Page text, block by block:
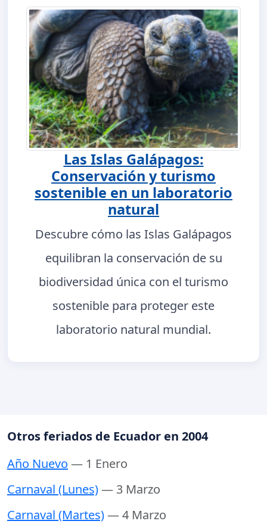
Las Islas Galápagos:
Conservación y turismo
sostenible en un laboratorio
natural
Descubre cómo las Islas Galápagos
equilibran la conservación de su
biodiversidad única con el turismo
sostenible para proteger este
laboratorio natural mundial.
Otros feriados de Ecuador en 2004
Año Nuevo — 1 Enero
Carnaval (Lunes)— 3 Marzo
Carnaval (Martes)— 4 Marzo